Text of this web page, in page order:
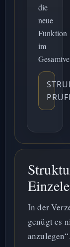
die
neue
Funktion
im
In der
genügt es